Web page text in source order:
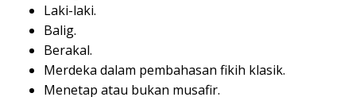
Laki-laki.
Balig.
Berakal.
Merdeka dalam pembahasan fikih klasik.
Menetap atau bukan musafir.